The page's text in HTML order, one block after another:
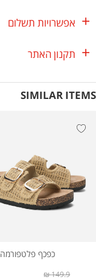
אפשרויות תשלום
תקנון האתר
SIMILAR ITEMS
כפכף פלטפורמה
149.9 ₪